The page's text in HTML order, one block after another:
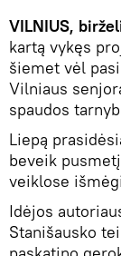
VILNIUS,
kartą vykęs
šiemet vėl
Vilniaus
spaudos
Liepą
beveik
veiklose
Idėjos
Stanišausko